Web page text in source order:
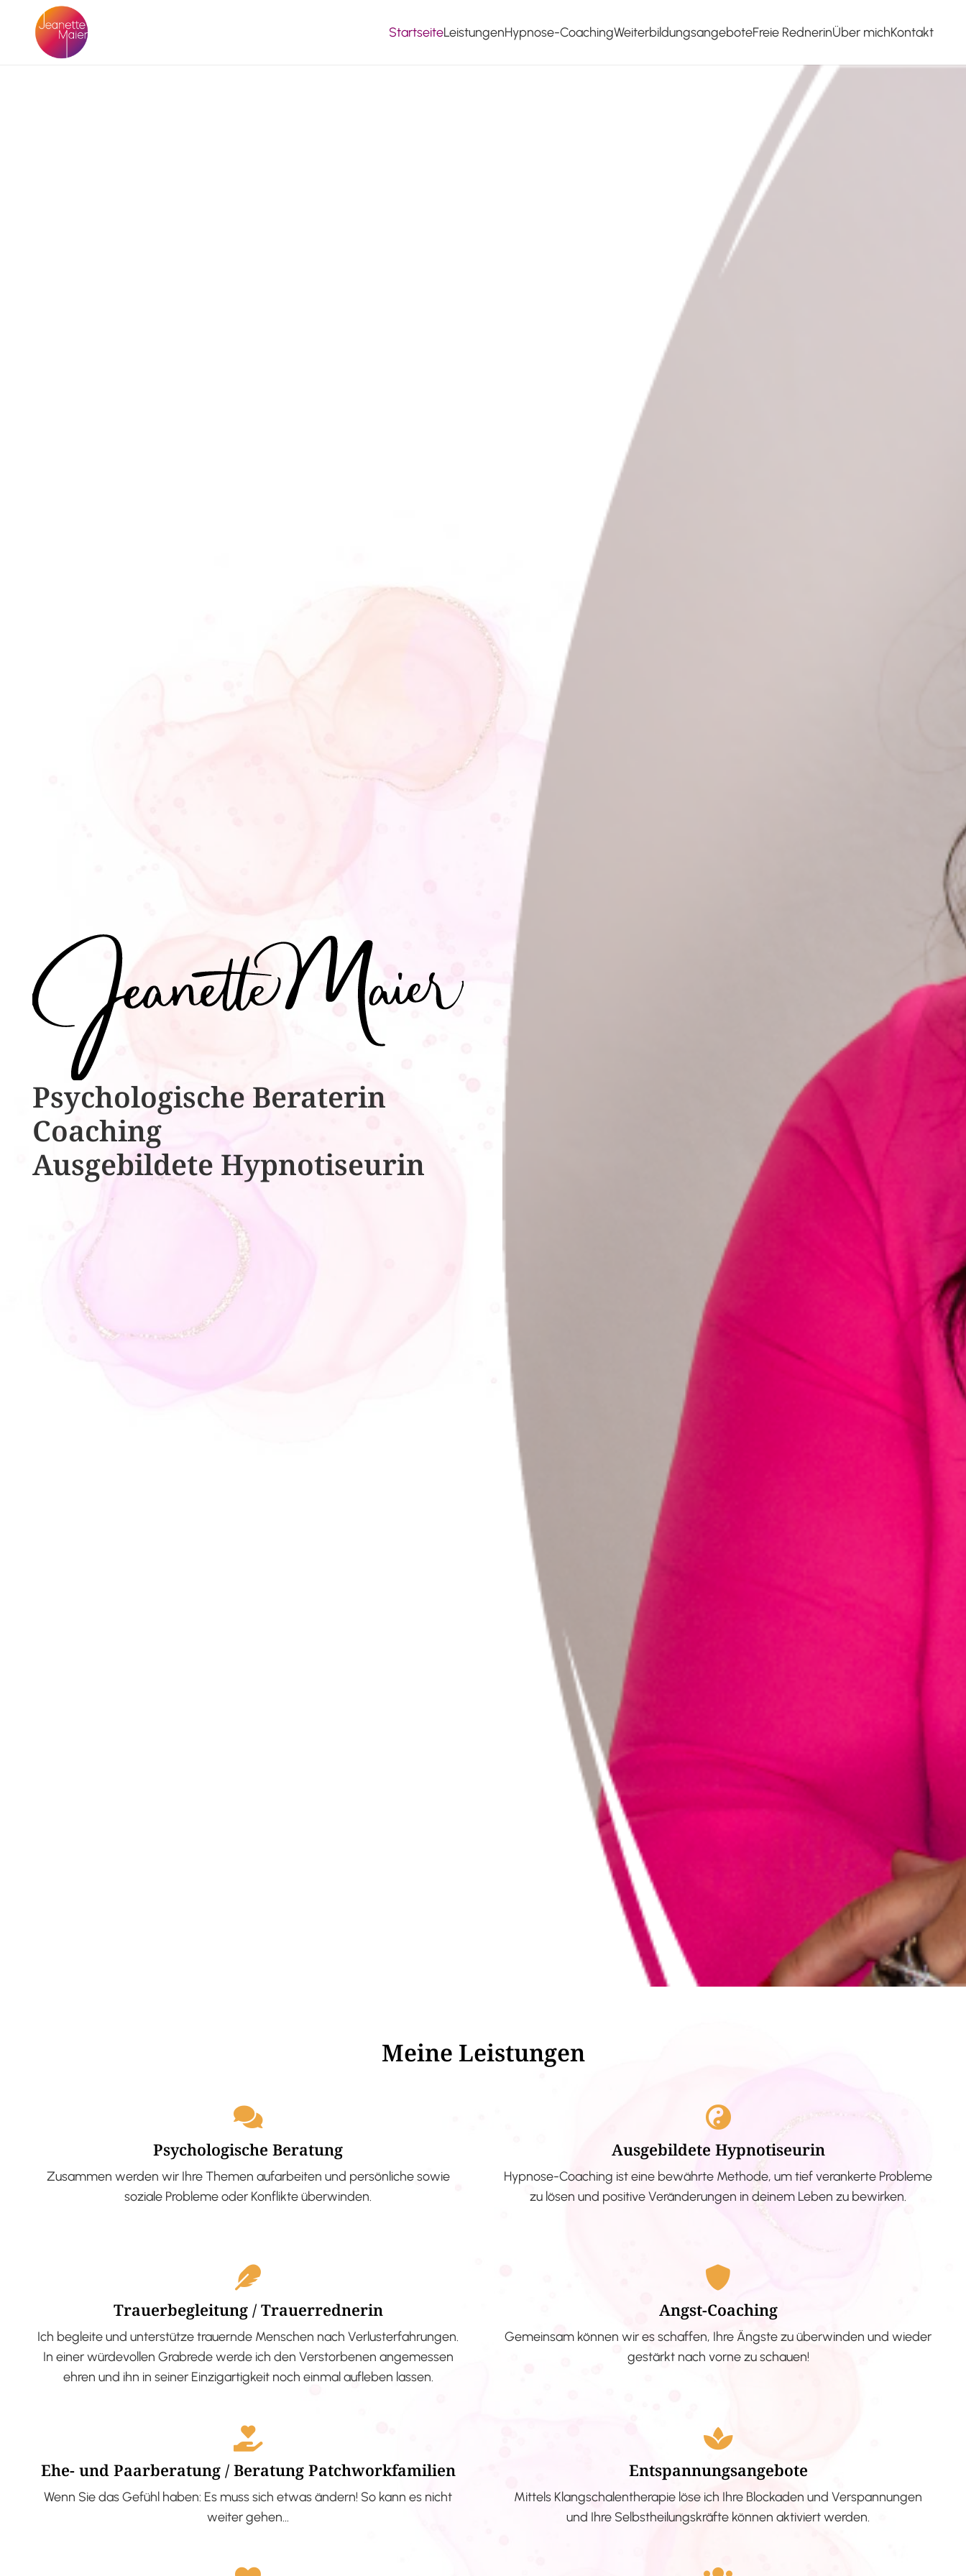
StartseiteLeistungenHypnose-CoachingWeiterbildungsangeboteFreie RednerinÜber michKontakt
Psychologische ​​Beraterin
Coaching
Ausgebildete​ ​Hypnotiseurin
Meine Leistungen
Psychologische Beratung
Zusammen werden wir Ihre Themen aufarbeiten und persönliche sowie
soziale Probleme oder Konflikte überwinden.
Ausgebildete Hypnotiseurin
Hypnose-Coaching ist eine bewährte Methode, um tief verankerte Probleme
zu lösen und positive Veränderungen in deinem Leben zu bewirken.
Trauerbegleitung / Trauerrednerin
Ich begleite und unterstütze trauernde Menschen nach Verlusterfahrungen.
In einer würdevollen Grabrede werde ich den Verstorbenen angemessen
ehren und ihn in seiner Einzigartigkeit noch einmal aufleben lassen.
Angst-Coaching
Gemeinsam können wir es schaffen, Ihre Ängste zu überwinden und wieder
gestärkt nach vorne zu schauen!
Ehe- und Paarberatung / Beratung Patchworkfamilien
Wenn Sie das Gefühl haben: Es muss sich etwas ändern! So kann es nicht
weiter gehen…
Entspannungsangebote
Mittels Klangschalentherapie löse ich Ihre Blockaden und Verspannungen
und Ihre Selbstheilungskräfte können aktiviert werden.